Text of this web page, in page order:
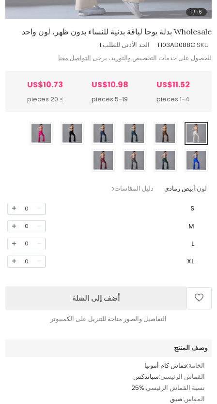
1 /16
Wholesale بدلة يوجا لياقة بدنية للنساء بدون ظهر، لون واحد
SKU:
T103AD088C الحد الأدنى للطلب:1
للحصول على خدمات التخصيص والتوريد، يرجى التواصل معنا
US$11.52
1-4 pieces
US$10.98
5-19 pieces
US$10.73
≥ 20 pieces
لون:أبيض رمادي دليل المقاسات
S
0
M
0
L
0
XL
0
أضف إلى السلة
التفاصيل والصور متاحة للتنزيل على الكمبيوتر
وصف المنتج
الخامة:قماش كام أمونيا
القماش الرئيسي:سباندكس
نسبة القماش الرئيسي:25%
المقاس:ضيق